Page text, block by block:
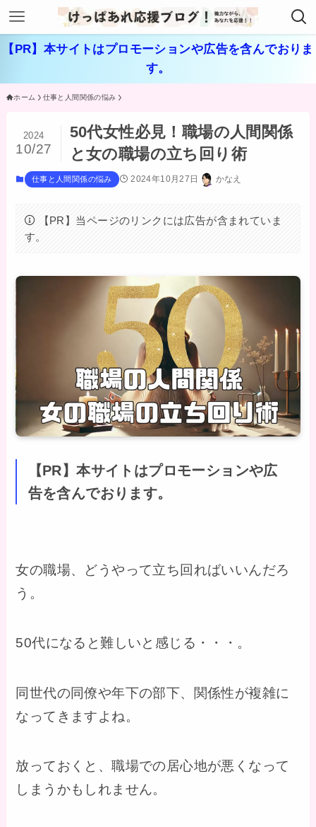
【PR】本サイトはプロモーションや広告を含んでおりま
す。
ホーム 仕事と人間関係の悩み
50代女性必見！職場の人間関係
と女の職場の立ち回り術
2024
10/27
仕事と人間関係の悩み 2024年10月27日 かなえ
【PR】当ページのリンクには広告が含まれていま
す。
【PR】本サイトはプロモーションや広
告を含んでおります。
女の職場、どうやって立ち回ればいいんだろ
う。
50代になると難しいと感じる・・・。
同世代の同僚や年下の部下、関係性が複雑に
なってきますよね。
放っておくと、職場での居心地が悪くなって
しまうかもしれません。